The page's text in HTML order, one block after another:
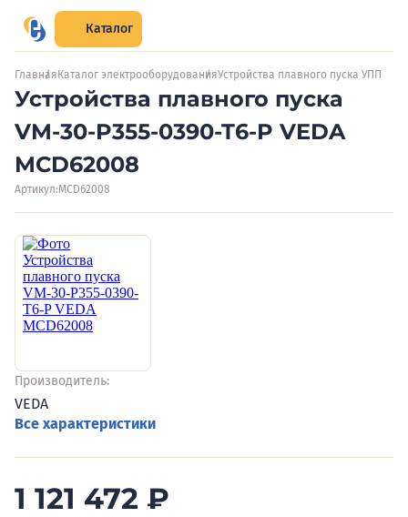
Каталог
Главная Каталог электрооборудованияУстройства плавного пуска УПП
Устройства плавного пуска
VM-30-P355-0390-T6-P VEDA
MCD62008
Артикул:MCD62008
Производитель:
VEDA
Все характеристики
1 121 472 ₽